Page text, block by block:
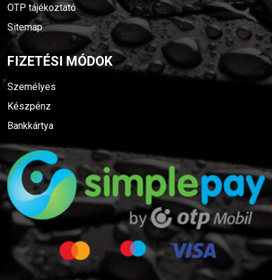
OTP tájékoztató
Sitemap
FIZETÉSI MÓDOK
Személyes
Készpénz
Bankkártya